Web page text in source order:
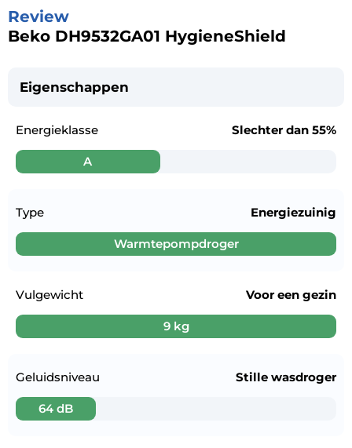
Review
Beko DH9532GA01 HygieneShield
Eigenschappen
Energieklasse
A
Slechter dan 55%
Type
Warmtepompdroger
Energiezuinig
Vulgewicht
9 kg
Voor een gezin
Geluidsniveau
64 dB
Stille wasdroger